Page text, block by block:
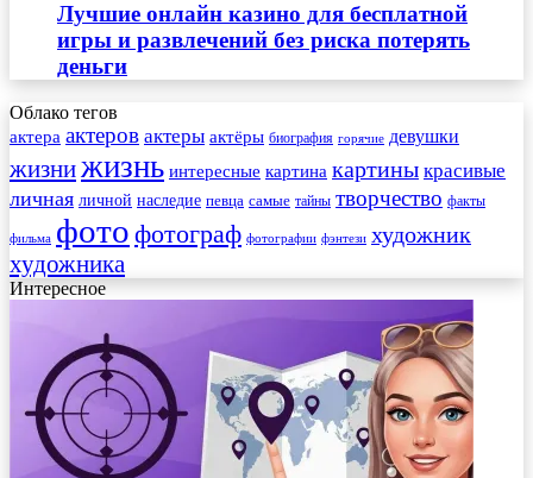
Лучшие онлайн казино для бесплатной
игры и развлечений без риска потерять
деньги
Облако тегов
актера актеров актеры актёры биография горячие девушки
жизнижизнь интересные картина картины красивые
личная личной наследие певца самые тайны творчество факты
фильма фото фотограф фотографии фэнтези художник
художника
Интересное